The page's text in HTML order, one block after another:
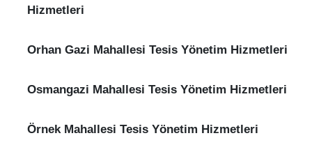
Hizmetleri
Orhan Gazi Mahallesi Tesis Yönetim Hizmetleri
Osmangazi Mahallesi Tesis Yönetim Hizmetleri
Örnek Mahallesi Tesis Yönetim Hizmetleri